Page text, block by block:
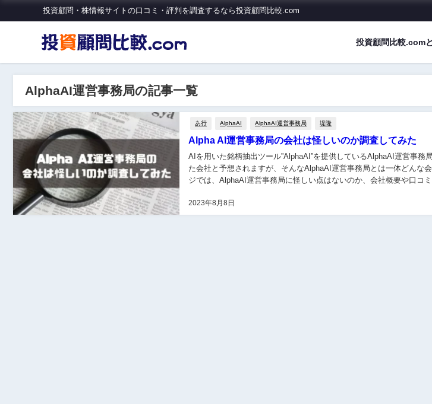
投資顧問・株情報サイトの口コミ・評判を調査するなら投資顧問比較.com
投資顧問比較.com
AlphaAI運営事務局の記事一覧
あ行 AlphaAI AlphaAI運営事務局 堤隆
Alpha AI運営事務局の会社は怪しいのか調査してみた
2023年8月8日
AIを用いた銘柄抽出ツール”AlphaAI”を提供しているAlphaAI運営事務局。 名前からしておそらくAlphaAIに特
た会社と予想されますが、そんなAlphaAI運営事務局とは一体どんな
ジでは、AlphaAI運営事務局に怪しい点はないのか、会社概要や口コ